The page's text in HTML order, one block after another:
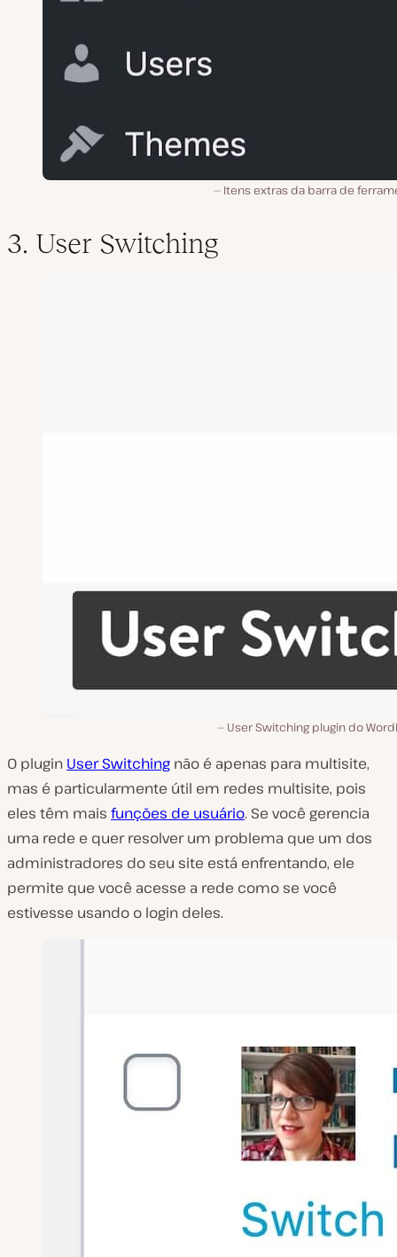
Itens extras da barra de
3. User Switching
User Switching plugin do
O plugin User Switching não é apenas para multisite,
mas é particularmente útil em redes multisite, pois
eles têm mais funções de usuário. Se você gerencia
uma rede e quer resolver um problema que um dos
administradores do seu site está enfrentando, ele
permite que você acesse a rede como se você
estivesse usando o login deles.